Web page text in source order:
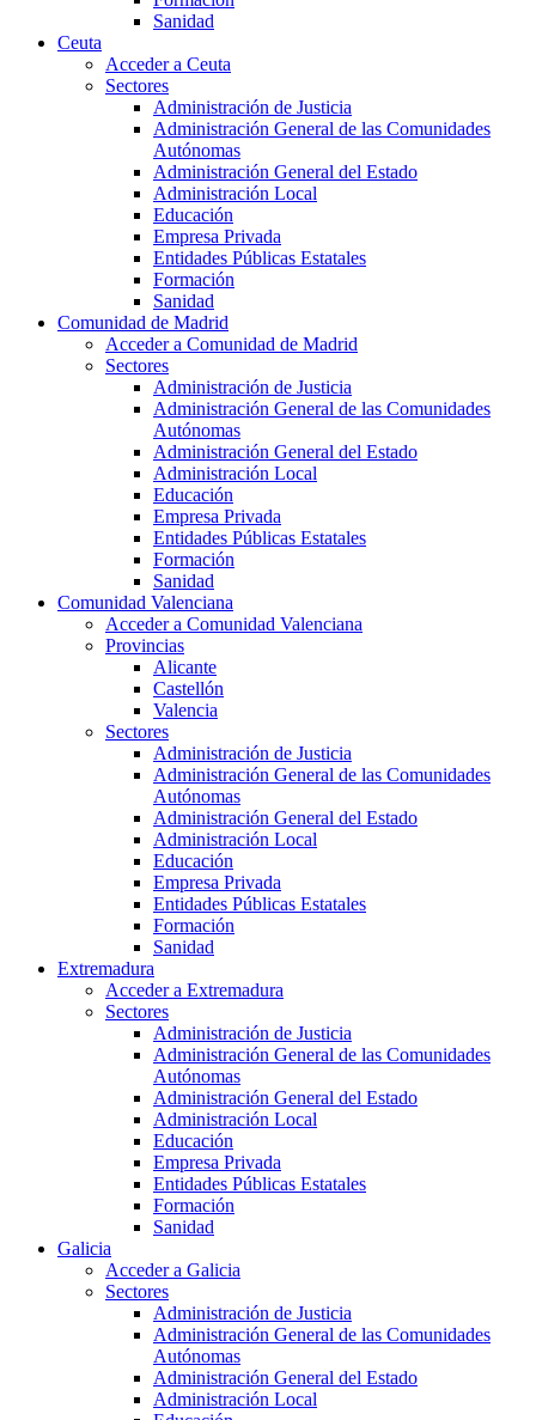
Sanidad
Ceuta
Acceder a Ceuta
Sectores
Administración de Justicia
Administración General de las Comunidades
Autónomas
Administración General del Estado
Administración Local
Educación
Empresa Privada
Entidades Públicas Estatales
Formación
Sanidad
Comunidad de Madrid
Acceder a Comunidad de Madrid
Sectores
Administración de Justicia
Administración General de las Comunidades
Autónomas
Administración General del Estado
Administración Local
Educación
Empresa Privada
Entidades Públicas Estatales
Formación
Sanidad
Comunidad Valenciana
Acceder a Comunidad Valenciana
Provincias
Alicante
Castellón
Valencia
Sectores
Administración de Justicia
Administración General de las Comunidades
Autónomas
Administración General del Estado
Administración Local
Educación
Empresa Privada
Entidades Públicas Estatales
Formación
Sanidad
Extremadura
Acceder a Extremadura
Sectores
Administración de Justicia
Administración General de las Comunidades
Autónomas
Administración General del Estado
Administración Local
Educación
Empresa Privada
Entidades Públicas Estatales
Formación
Sanidad
Galicia
Acceder a Galicia
Sectores
Administración de Justicia
Administración General de las Comunidades
Autónomas
Administración General del Estado
Administración Local